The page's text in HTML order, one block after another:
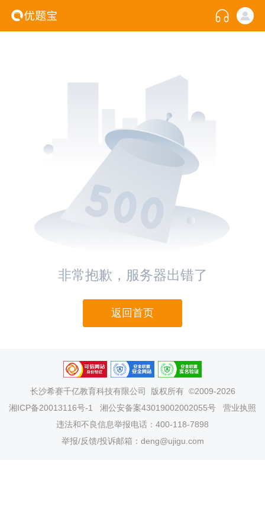
非常抱歉，服务器出错了
返回首页
长沙希赛千亿教育科技有限公司
版权所有 ©2009-2026
湘ICP备20013116号-1
湘公安备案43019002002055号
营业执照
违法和不良信息举报电话：400-118-7898
举报/反馈/投诉邮箱：deng@ujigu.com